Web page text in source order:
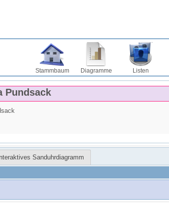
Stammbaum Diagramme Listen
Pundsack
Interaktives Sanduhrdiagramm